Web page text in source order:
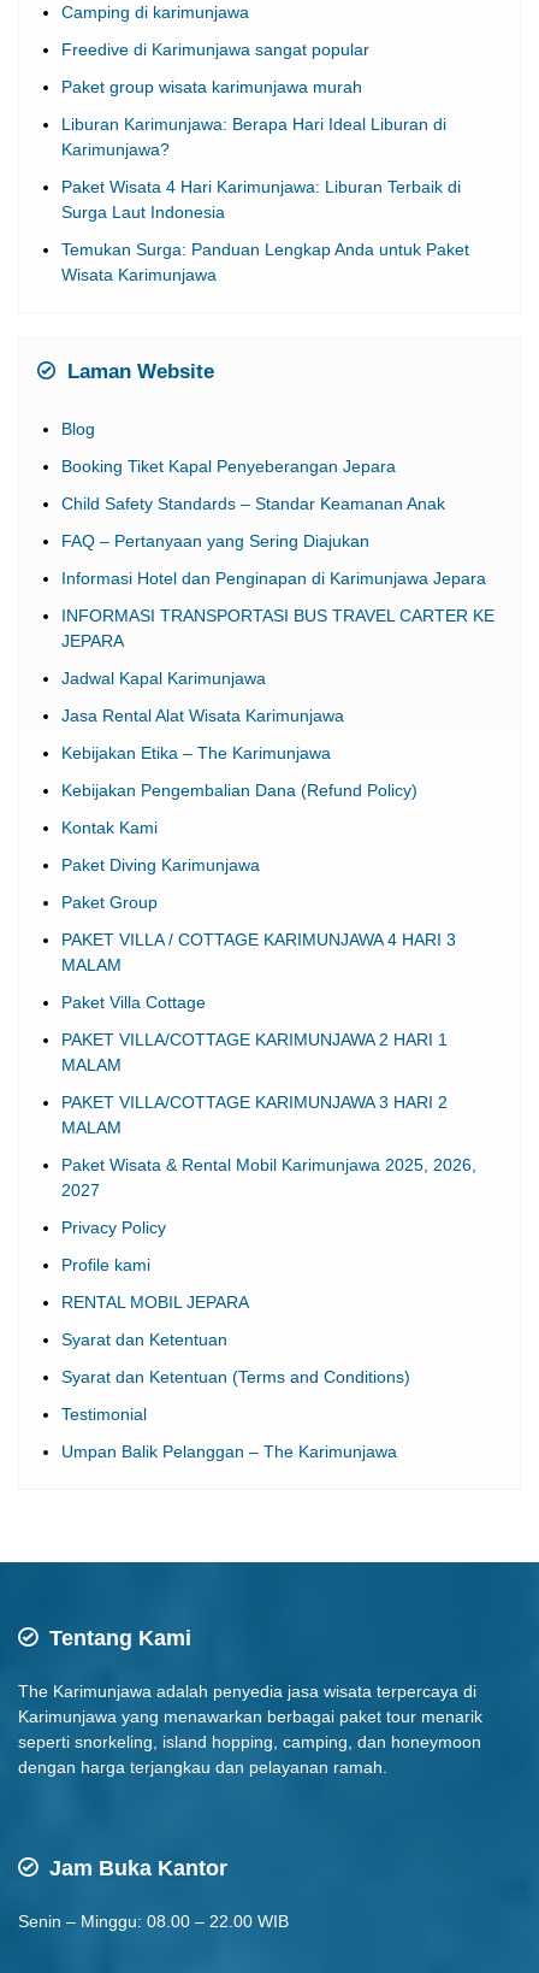
Camping di karimunjawa
Freedive di Karimunjawa sangat popular
Paket group wisata karimunjawa murah
Liburan Karimunjawa: Berapa Hari Ideal Liburan di
Karimunjawa?
Paket Wisata 4 Hari Karimunjawa: Liburan Terbaik di
Surga Laut Indonesia
Temukan Surga: Panduan Lengkap Anda untuk Paket
Wisata Karimunjawa
Laman Website
Blog
Booking Tiket Kapal Penyeberangan Jepara
Child Safety Standards – Standar Keamanan Anak
FAQ – Pertanyaan yang Sering Diajukan
Informasi Hotel dan Penginapan di Karimunjawa Jepara
INFORMASI TRANSPORTASI BUS TRAVEL CARTER KE
JEPARA
Jadwal Kapal Karimunjawa
Jasa Rental Alat Wisata Karimunjawa
Kebijakan Etika – The Karimunjawa
Kebijakan Pengembalian Dana (Refund Policy)
Kontak Kami
Paket Diving Karimunjawa
Paket Group
PAKET VILLA / COTTAGE KARIMUNJAWA 4 HARI 3
MALAM
Paket Villa Cottage
PAKET VILLA/COTTAGE KARIMUNJAWA 2 HARI 1
MALAM
PAKET VILLA/COTTAGE KARIMUNJAWA 3 HARI 2
MALAM
Paket Wisata & Rental Mobil Karimunjawa 2025, 2026,
2027
Privacy Policy
Profile kami
RENTAL MOBIL JEPARA
Syarat dan Ketentuan
Syarat dan Ketentuan (Terms and Conditions)
Testimonial
Umpan Balik Pelanggan – The Karimunjawa
Tentang Kami
The Karimunjawa adalah penyedia jasa wisata terpercaya di
Karimunjawa yang menawarkan berbagai paket tour menarik
seperti snorkeling, island hopping, camping, dan honeymoon
dengan harga terjangkau dan pelayanan ramah.
Jam Buka Kantor
Senin – Minggu: 08.00 – 22.00 WIB